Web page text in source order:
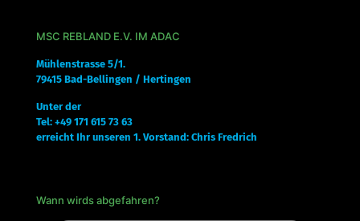
MSC REBLAND E.V. IM ADAC
Mühlenstrasse 5/1.
79415 Bad-Bellingen / Hertingen
Unter der
Tel: +49 171 615 73 63
erreicht Ihr unseren 1. Vorstand: Chris Fredrich
Wann wirds abgefahren?